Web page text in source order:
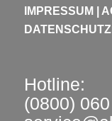
IMPRESSUM
Hotline:
(0800)